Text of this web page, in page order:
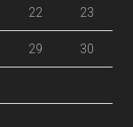
22 23
29 30